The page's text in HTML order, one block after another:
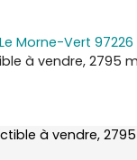
Le Morne-Vert 97226
à vendre, 2795